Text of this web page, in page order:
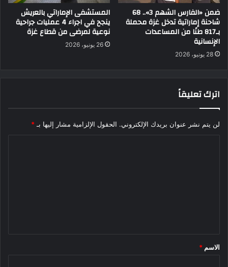
ضمن «الفارس الشهم 3».. 68
شاحنة إماراتية تدخل غزة محملة
بـ817 طنًا من المساعدات
الإنسانية
28 يونيو، 2026
المستشفى الإماراتي بالعريش
ينجح في اجراء 4 عمليات جراحية
نوعية لمرضى من قطاع غزة
26 يونيو، 2026
اترك تعليقاً
لن يتم نشر عنوان بريدك الإلكتروني. الحقول الإلزامية مشار إليها بـ *
*
الاسم *